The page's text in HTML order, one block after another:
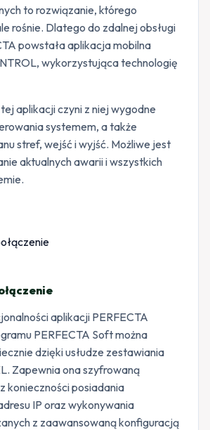
to rozwiązanie, którego
rośnie. Dlatego do zdalnej obsługi
powstała aplikacja mobilna
wykorzystująca technologię
aplikacji czyni z niej wygodne
systemem, a także
stref, wejść i wyjść. Możliwe jest
aktualnych awarii i wszystkich
aplikacji PERFECTA
PERFECTA Soft można
dzięki usłudze zestawiania
Zapewnia ona szyfrowaną
konieczności posiadania
IP oraz wykonywania
z zaawansowaną konfiguracją